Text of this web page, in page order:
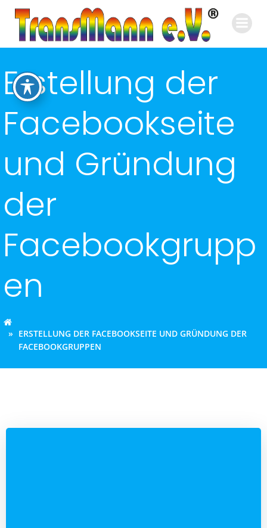
Inhalt
springen
Erstellung der
Facebookseite
und Gründung
der
Facebookgrupp
en
ERSTELLUNG DER FACEBOOKSEITE UND GRÜNDUNG DER
FACEBOOKGRUPPEN